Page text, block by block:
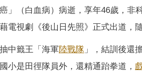
」（白血病）病逝，享年46歲，非
電視劇《後山日先照》正式出道，
中籤王「海軍陸戰隊 」，結訓後還
小是田徑隊員外，還精通跆拳道，